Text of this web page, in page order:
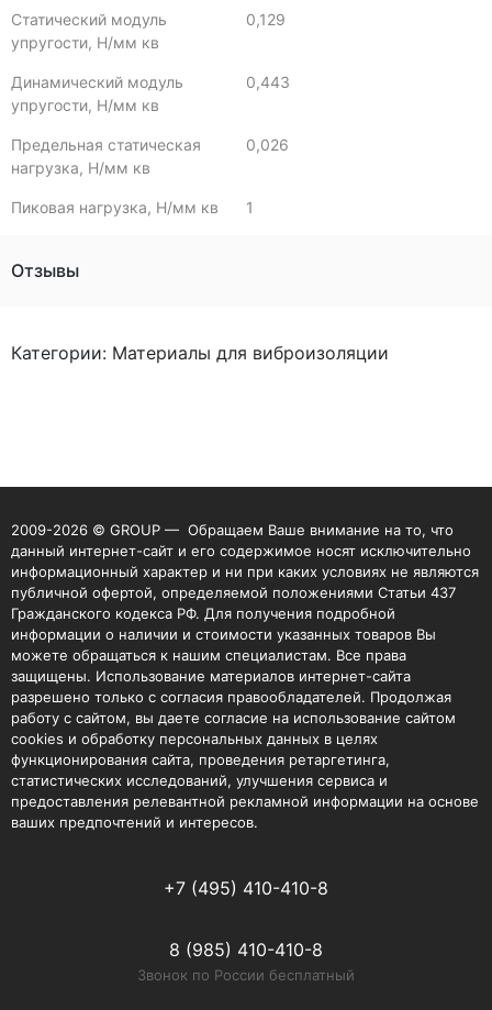
Статический модуль
упругости, Н/мм кв
0,129
Динамический модуль
упругости, Н/мм кв
0,443
Предельная статическая
нагрузка, Н/мм кв
0,026
Пиковая нагрузка, Н/мм кв 1
Отзывы
Категории: Материалы для виброизоляции
2009-2026 © GROUP — Обращаем Ваше внимание на то, что
данный интернет-сайт и его содержимое носят исключительно
информационный характер и ни при каких условиях не являются
публичной офертой, определяемой положениями Статьи 437
Гражданского кодекса РФ. Для получения подробной
информации о наличии и стоимости указанных товаров Вы
можете обращаться к нашим специалистам. Все права
защищены. Использование материалов интернет-сайта
разрешено только с согласия правообладателей. Продолжая
работу с сайтом, вы даете согласие на использование сайтом
cookies и обработку персональных данных в целях
функционирования сайта, проведения ретаргетинга,
статистических исследований, улучшения сервиса и
предоставления релевантной рекламной информации на основе
ваших предпочтений и интересов.
+7 (495) 410-410-8
8 (985) 410-410-8
Звонок по России бесплатный